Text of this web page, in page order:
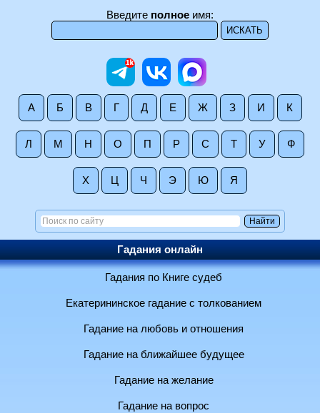
Введите полное имя:
А Б В Г Д Е Ж З И К
Л М Н О П Р С Т У Ф
Х Ц Ч Э Ю Я
Гадания онлайн
Гадания по Книге судеб
Екатерининское гадание с толкованием
Гадание на любовь и отношения
Гадание на ближайшее будущее
Гадание на желание
Гадание на вопрос